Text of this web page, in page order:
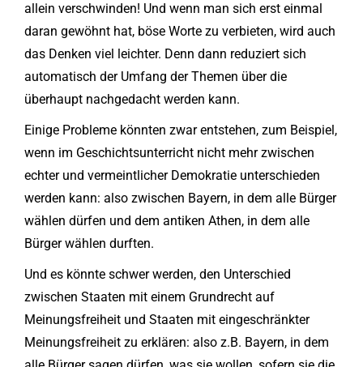
allein verschwinden! Und wenn man sich erst einmal
daran gewöhnt hat, böse Worte zu verbieten, wird auch
das Denken viel leichter. Denn dann reduziert sich
automatisch der Umfang der Themen über die
überhaupt nachgedacht werden kann.
Einige Probleme könnten zwar entstehen, zum Beispiel,
wenn im Geschichtsunterricht nicht mehr zwischen
echter und vermeintlicher Demokratie unterschieden
werden kann: also zwischen Bayern, in dem alle Bürger
wählen dürfen und dem antiken Athen, in dem alle
Bürger wählen durften.
Und es könnte schwer werden, den Unterschied
zwischen Staaten mit einem Grundrecht auf
Meinungsfreiheit und Staaten mit eingeschränkter
Meinungsfreiheit zu erklären: also z.B. Bayern, in dem